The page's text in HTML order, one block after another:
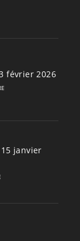
février 2026
15 janvier